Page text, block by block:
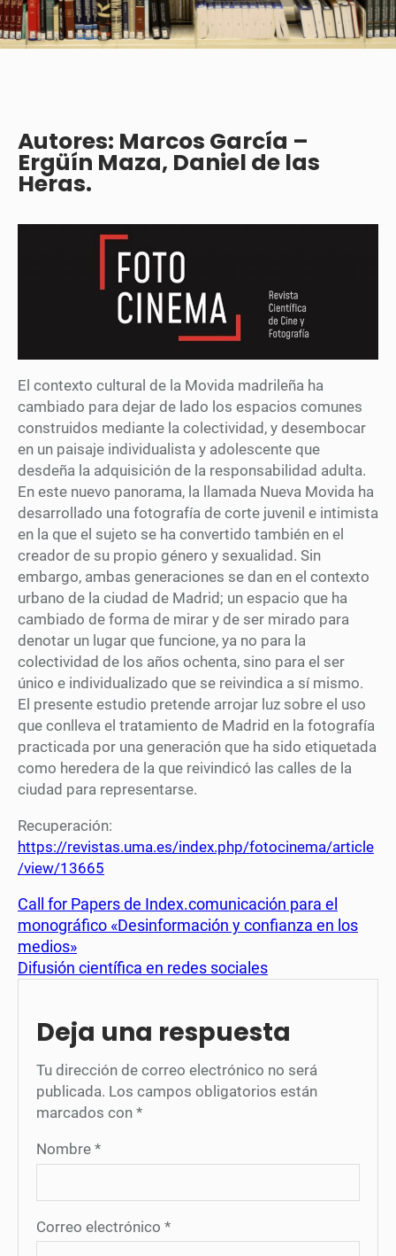
Autores: Marcos García –
Ergüín Maza, Daniel de las
Heras.
El contexto cultural de la Movida madrileña ha
cambiado para dejar de lado los espacios comunes
construidos mediante la colectividad, y desembocar
en un paisaje individualista y adolescente que
desdeña la adquisición de la responsabilidad adulta.
En este nuevo panorama, la llamada Nueva Movida ha
desarrollado una fotografía de corte juvenil e intimista
en la que el sujeto se ha convertido también en el
creador de su propio género y sexualidad. Sin
embargo, ambas generaciones se dan en el contexto
urbano de la ciudad de Madrid; un espacio que ha
cambiado de forma de mirar y de ser mirado para
denotar un lugar que funcione, ya no para la
colectividad de los años ochenta, sino para el ser
único e individualizado que se reivindica a sí mismo.
El presente estudio pretende arrojar luz sobre el uso
que conlleva el tratamiento de Madrid en la fotografía
practicada por una generación que ha sido etiquetada
como heredera de la que reivindicó las calles de la
ciudad para representarse.
Recuperación:
https://revistas.uma.es/index.php/fotocinema/article
/view/13665
Call for Papers de Index.comunicación para el
monográfico «Desinformación y confianza en los
medios»
Difusión científica en redes sociales
Deja una respuesta
Tu dirección de correo electrónico no será
publicada. Los campos obligatorios están
marcados con *
Nombre *
Correo electrónico *